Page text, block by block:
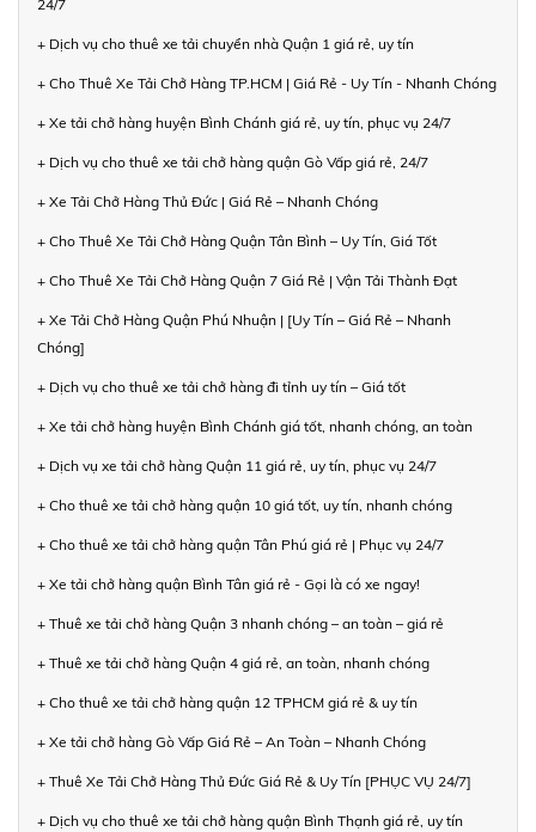
24/7
+ Dịch vụ cho thuê xe tải chuyển nhà Quận 1 giá rẻ, uy tín
+ Cho Thuê Xe Tải Chở Hàng TP.HCM | Giá Rẻ - Uy Tín - Nhanh Chóng
+ Xe tải chở hàng huyện Bình Chánh giá rẻ, uy tín, phục vụ 24/7
+ Dịch vụ cho thuê xe tải chở hàng quận Gò Vấp giá rẻ, 24/7
+ Xe Tải Chở Hàng Thủ Đức | Giá Rẻ – Nhanh Chóng
+ Cho Thuê Xe Tải Chở Hàng Quận Tân Bình – Uy Tín, Giá Tốt
+ Cho Thuê Xe Tải Chở Hàng Quận 7 Giá Rẻ | Vận Tải Thành Đạt
+ Xe Tải Chở Hàng Quận Phú Nhuận | [Uy Tín – Giá Rẻ – Nhanh
Chóng]
+ Dịch vụ cho thuê xe tải chở hàng đi tỉnh uy tín – Giá tốt
+ Xe tải chở hàng huyện Bình Chánh giá tốt, nhanh chóng, an toàn
+ Dịch vụ xe tải chở hàng Quận 11 giá rẻ, uy tín, phục vụ 24/7
+ Cho thuê xe tải chở hàng quận 10 giá tốt, uy tín, nhanh chóng
+ Cho thuê xe tải chở hàng quận Tân Phú giá rẻ | Phục vụ 24/7
+ Xe tải chở hàng quận Bình Tân giá rẻ - Gọi là có xe ngay!
+ Thuê xe tải chở hàng Quận 3 nhanh chóng – an toàn – giá rẻ
+ Thuê xe tải chở hàng Quận 4 giá rẻ, an toàn, nhanh chóng
+ Cho thuê xe tải chở hàng quận 12 TPHCM giá rẻ & uy tín
+ Xe tải chở hàng Gò Vấp Giá Rẻ – An Toàn – Nhanh Chóng
+ Thuê Xe Tải Chở Hàng Thủ Đức Giá Rẻ & Uy Tín [PHỤC VỤ 24/7]
+ Dịch vụ cho thuê xe tải chở hàng quận Bình Thạnh giá rẻ, uy tín